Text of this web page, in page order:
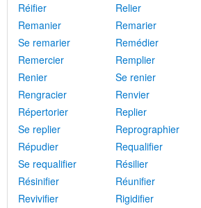
Réifier
Relier
Remanier
Remarier
Se remarier
Remédier
Remercier
Remplier
Renier
Se renier
Rengracier
Renvier
Répertorier
Replier
Se replier
Reprographier
Répudier
Requalifier
Se requalifier
Résilier
Résinifier
Réunifier
Revivifier
Rigidifier